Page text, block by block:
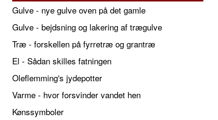
Gulve - nye gulve oven på det gamle
Gulve - bejdsning og lakering af trægulve
Træ - forskellen på fyrretræ og grantræ
El - Sådan skilles fatningen
Oleflemming's jydepotter
Varme - hvor forsvinder vandet hen
Kønssymboler